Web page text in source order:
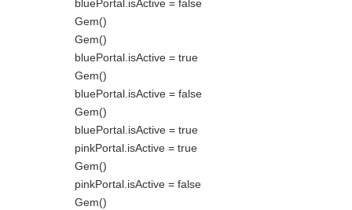
bluePortal.isActive = false
Gem()
Gem()
bluePortal.isActive = true
Gem()
bluePortal.isActive = false
Gem()
bluePortal.isActive = true
pinkPortal.isActive = true
Gem()
pinkPortal.isActive = false
Gem()